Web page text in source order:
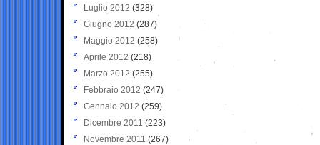
Luglio 2012 (328)
Giugno 2012 (287)
Maggio 2012 (258)
Aprile 2012 (218)
Marzo 2012 (255)
Febbraio 2012 (247)
Gennaio 2012 (259)
Dicembre 2011 (223)
Novembre 2011 (267)